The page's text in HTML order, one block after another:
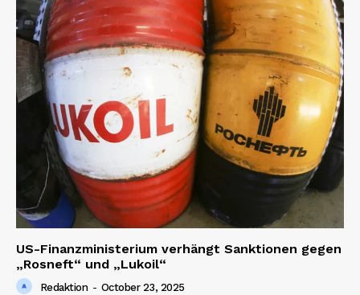
SUBSCRIBE NOW
Company
About us
US-Finanzministerium verhängt Sanktionen gegen
„Rosneft“ und „Lukoil“
Redaktion - October 23, 2025